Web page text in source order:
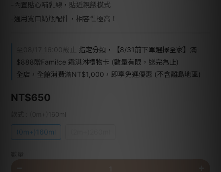
-內置貼心哺乳線，貼近親餵模式
-通用寬口奶瓶配件，相容性極高！
08/17 16:00截止 指定分類，【8/31前下單選擇全家】滿
$888贈Fami!ce 霜淇淋禮物卡 (數量有限，送完為止)
全店，全館消費滿NT$1,000，即享免運優惠 (不含離島地區)
NT$650
: (0m+)160ml
(0m+)160ml